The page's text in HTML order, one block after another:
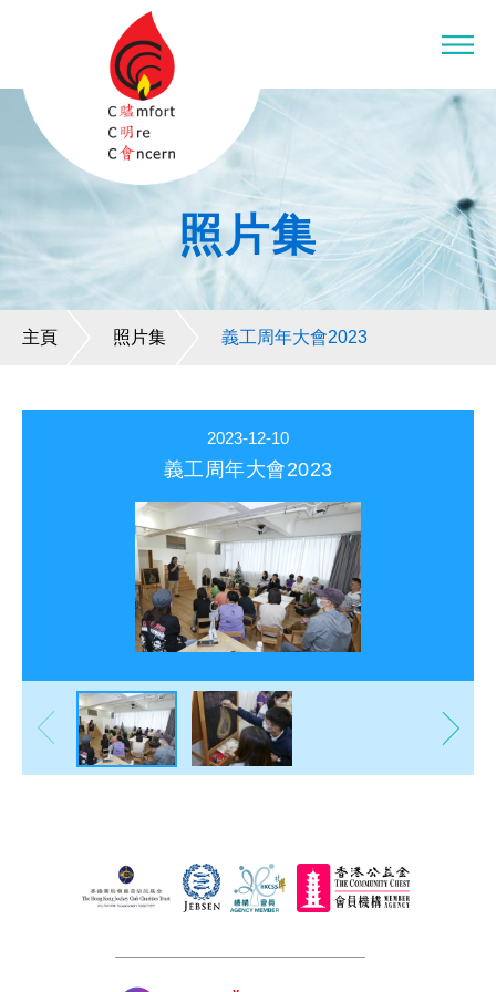
照片集
主頁 照片集 義工周年大會2023
2023-12-10
義工周年大會2023